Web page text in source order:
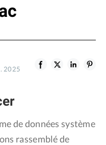
2025
de données système
rassemblé de